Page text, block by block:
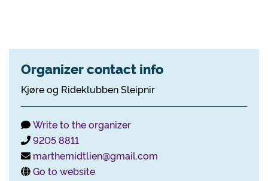
Organizer contact info
Kjøre og Rideklubben Sleipnir
Write to the organizer
9205 8811
marthemidtlien@gmail.com
Go to website